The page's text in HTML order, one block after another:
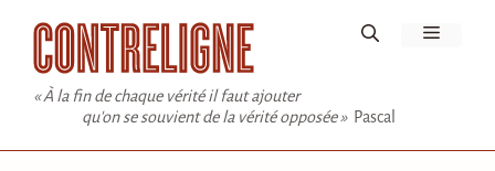
contenu
« À la fin de chaque vérité il faut ajouter
qu'on se souvient de la vérité opposée » Pascal
Menu